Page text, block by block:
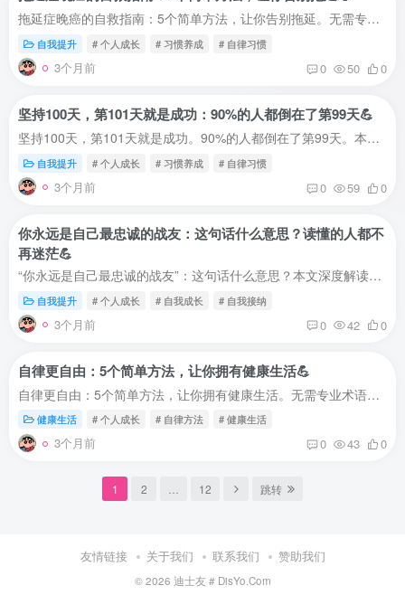
拖延症晚癌的自救指南：5个简单方法，让你告别拖延。无需专业术语，一看就懂一做就会。帮你通过自律改变生活习惯，身体更健康，心情更愉悦。你是不是也有这些情况？🤔早上：闹钟响了，再睡5分钟...
自我提升 # 个人成长 # 习惯养成 # 自律习惯
3个月前 0 50 0
坚持100天，第101天就是成功：90%的人都倒在了第99天💪
坚持100天，第101天就是成功。90%的人都倒在了第99天。本文分享坚持100天的方法，帮你养成好习惯，实现人生目标。为什么是100天？🤔伦敦大学研究表明：一个新习惯平均需要66天养成，但真正持久...
自我提升 # 个人成长 # 习惯养成 # 自律习惯
3个月前 0 59 0
你永远是自己最忠诚的战友：这句话什么意思？读懂的人都不
再迷茫💪
“你永远是自己最忠诚的战友”：这句话什么意思？本文深度解读，帮你理解自我成长的核心。读懂的人都不再迷茫，学会与自己并肩作战。这句话什么意思？🤔你永远是自己最忠诚的战友。这句话，很多...
自我提升 # 个人成长 # 自我成长 # 自我接纳
3个月前 0 42 0
自律更自由：5个简单方法，让你拥有健康生活💪
自律更自由：5个简单方法，让你拥有健康生活。无需专业术语，一看就懂一做就会。帮你通过自律改变生活习惯，身体更健康，心情更愉悦。为什么自律能让你更自由？🤔很多人认为：自律就是不自由自...
健康生活 # 个人成长 # 自律方法 # 健康生活
3个月前 0 43 0
1 2 12 跳转
友情链接 关于我们 联系我们 赞助我们
© 2026 迪士友 # DisYo.Com